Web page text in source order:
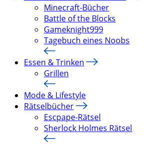
Minecraft-Bücher
Battle of the Blocks
Gameknight999
Tagebuch eines Noobs
Essen & Trinken
Grillen
Mode & Lifestyle
Rätselbücher
Escpape-Rätsel
Sherlock Holmes Rätsel